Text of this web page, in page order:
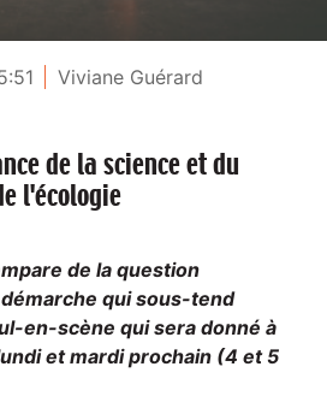
Viviane Guérard
de la science et du
l'écologie
de la question
démarche qui sous-tend
en-scène qui sera donné à
et mardi prochain (4 et 5